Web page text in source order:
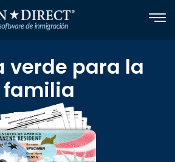
verde para la
familia